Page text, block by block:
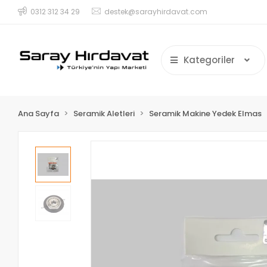
0312 312 34 29 destek@sarayhirdavat.com
Kategoriler
Ana Sayfa Seramik Aletleri Seramik Makine Yedek Elmas